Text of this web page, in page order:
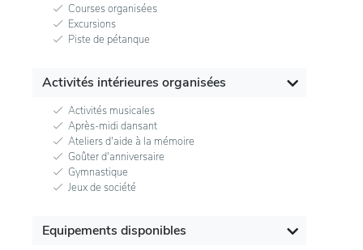
Courses organisées
Excursions
Piste de pétanque
Activités intérieures organisées
Activités musicales
Après-midi dansant
Ateliers d'aide à la mémoire
Goûter d'anniversaire
Gymnastique
Jeux de société
Equipements disponibles